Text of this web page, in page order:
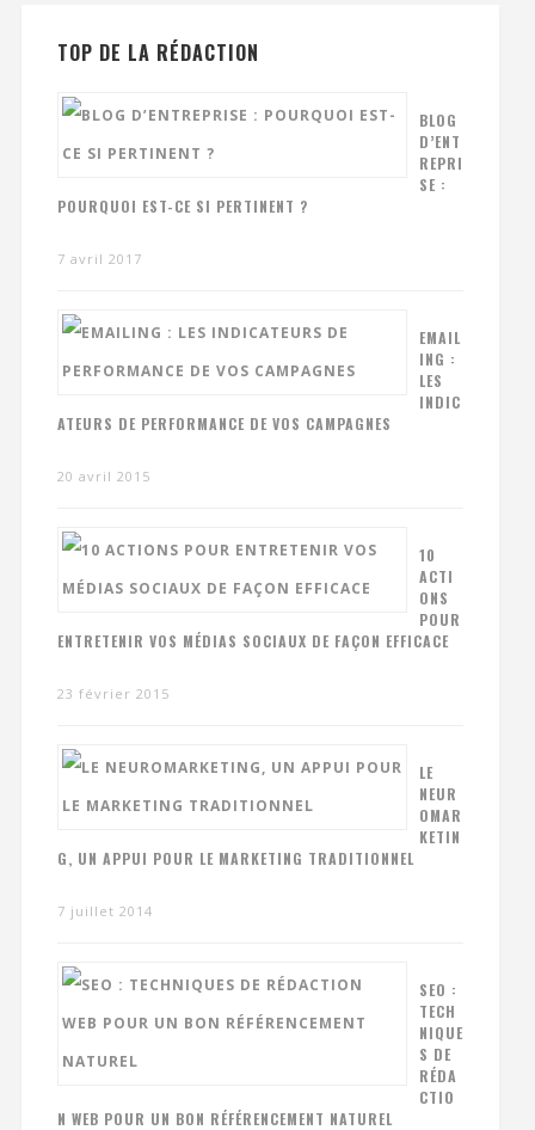
TOP DE LA RÉDACTION
BLOG
D’ENT
REPRI
SE :
POURQUOI EST-CE SI PERTINENT ?
7 avril 2017
EMAIL
ING :
LES
INDIC
ATEURS DE PERFORMANCE DE VOS CAMPAGNES
20 avril 2015
10
ACTI
ONS
POUR
ENTRETENIR VOS MÉDIAS SOCIAUX DE FAÇON EFFICACE
23 février 2015
LE
NEUR
OMAR
KETIN
G, UN APPUI POUR LE MARKETING TRADITIONNEL
7 juillet 2014
SEO :
TECH
NIQUE
S DE
RÉDA
CTIO
N WEB POUR UN BON RÉFÉRENCEMENT NATUREL